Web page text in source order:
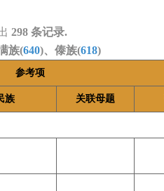
298 条记录.
族(640)、傣族(618)
参考项
族 关联母题